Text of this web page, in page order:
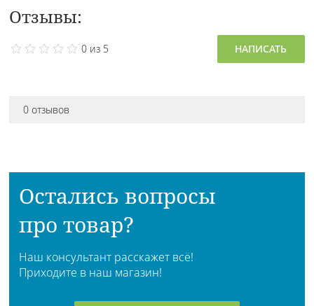
Отзывы:
0 из 5 НАПИСАТЬ
0 отзывов
Остались вопросы
про товар?
Наш консультант расскажет всё!
Приходите в наш магазин!